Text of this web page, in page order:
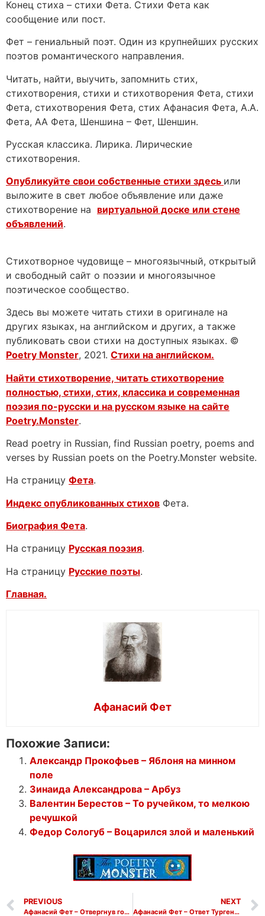
Конец стиха – стихи Фета. Стихи Фета как
сообщение или пост.
Фет – гениальный поэт. Один из крупнейших русских
поэтов романтического направления.
Читать, найти, выучить, запомнить стих,
стихотворения, стихи и стихотворения Фета, стихи
Фета, стихотворения Фета, стих Афанасия Фета, А.А.
Фета, АА Фета, Шеншина – Фет, Шеншин.
Русская классика. Лирика. Лирические
стихотворения.
Опубликуйте свои собственные стихи здесь или
выложите в свет любое объявление или даже
стихотворение на виртуальной доске или стене
объявлений.
Стихотворное чудовище – многоязычный, открытый
и свободный сайт о поэзии и многоязычное
поэтическое сообщество.
Здесь вы можете читать стихи в оригинале на
других языках, на английском и других, а также
публиковать свои стихи на доступных языках. ©
Poetry Monster, 2021. Стихи на английском.
Найти стихотворение, читать стихотворение
полностью, стихи, стих, классика и современная
поэзия по-русски и на русском языке на сайте
Poetry.Monster.
Read poetry in Russian, find Russian poetry, poems and
verses by Russian poets on the Poetry.Monster website.
На страницу Фета.
Индекс опубликованных стихов Фета.
Биография Фета.
На страницу Русская поэзия.
На страницу Русские поэты.
Главная.
Афанасий Фет
Похожие Записи:
Александр Прокофьев – Яблоня на минном
поле
Зинаида Александрова – Арбуз
Валентин Берестов – То ручейком, то мелкою
речушкой
Федор Сологуб – Воцарился злой и маленький
PREVIOUS
Афанасий Фет – Отвергнув гордое сомненье
NEXT
Афанасий Фет – Ответ Тургеневу